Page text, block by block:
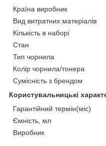
Країна виробник
Вид витратних матеріалів
Кількість в наборі
Стан
Тип чорнила
Колір чорнила/тонера
Сумісність з брендом
Користувальницькі
Гарантійний термін(міс)
Ємність, мл
Виробник